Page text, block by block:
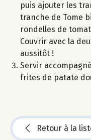
puis ajouter les
tranche de Tome
rondelles de
Couvrir avec la
aussitôt !
Servir
frites de patate
Retour à la